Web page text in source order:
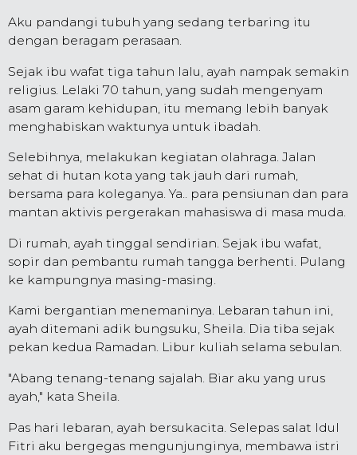
Aku pandangi tubuh yang sedang terbaring itu
dengan beragam perasaan.
Sejak ibu wafat tiga tahun lalu, ayah nampak semakin
religius. Lelaki 70 tahun, yang sudah mengenyam
asam garam kehidupan, itu memang lebih banyak
menghabiskan waktunya untuk ibadah.
Selebihnya, melakukan kegiatan olahraga. Jalan
sehat di hutan kota yang tak jauh dari rumah,
bersama para koleganya. Ya.. para pensiunan dan para
mantan aktivis pergerakan mahasiswa di masa muda.
Di rumah, ayah tinggal sendirian. Sejak ibu wafat,
sopir dan pembantu rumah tangga berhenti. Pulang
ke kampungnya masing-masing.
Kami bergantian menemaninya. Lebaran tahun ini,
ayah ditemani adik bungsuku, Sheila. Dia tiba sejak
pekan kedua Ramadan. Libur kuliah selama sebulan.
"Abang tenang-tenang sajalah. Biar aku yang urus
ayah," kata Sheila.
Pas hari lebaran, ayah bersukacita. Selepas salat Idul
Fitri aku bergegas mengunjunginya, membawa istri